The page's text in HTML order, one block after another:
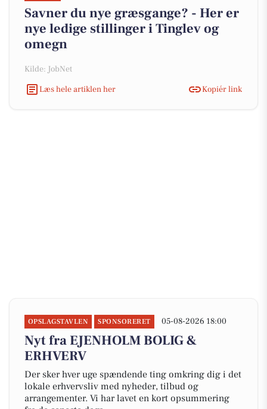
Savner du nye græsgange? - Her er
nye ledige stillinger i Tinglev og
omegn
Kilde: JobNet
Læs hele artiklen her
Kopiér link
OPSLAGSTAVLEN SPONSORERET 05-08-2026 18:00
Nyt fra EJENHOLM BOLIG &
ERHVERV
Der sker hver uge spændende ting omkring dig i det
lokale erhvervsliv med nyheder, tilbud og
arrangementer. Vi har lavet en kort opsummering